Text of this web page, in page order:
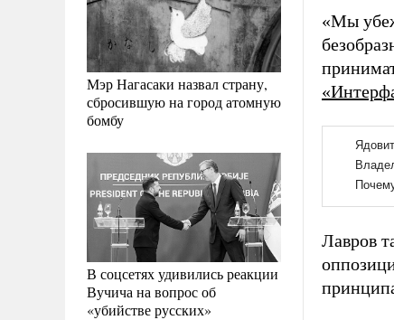
Мэр Нагасаки назвал страну,
сбросившую на город атомную
бомбу
В соцсетях удивились реакции
Вучича на вопрос об
«убийстве русских»
«Мы
Лавров